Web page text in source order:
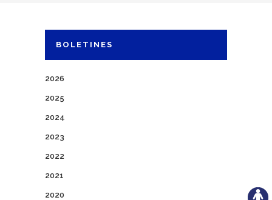
BOLETINES
2026
2025
2024
2023
2022
2021
2020